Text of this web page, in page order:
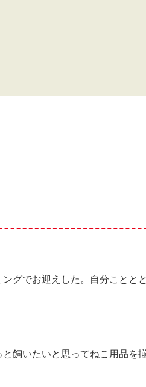
グでお迎えした。自分ことと
飼いたいと思ってねこ用品を